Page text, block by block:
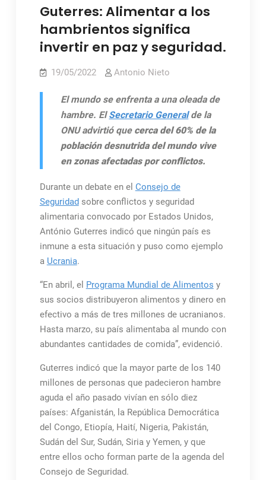
Guterres: Alimentar a los
hambrientos significa
invertir en paz y seguridad.
19/05/2022 Antonio Nieto
El mundo se enfrenta a una oleada de
hambre. ElSecretario Generalde la
ONU advirtió que cerca del 60% de la
población desnutrida del mundo vive
en zonas afectadas por conflictos.
Durante un debate en el Consejo de
Seguridad sobre conflictos y seguridad
alimentaria convocado por Estados Unidos,
António Guterres indicó que ningún país es
inmune a esta situación y puso como ejemplo
a Ucrania.
“En abril, el Programa Mundial de Alimentos y
sus socios distribuyeron alimentos y dinero en
efectivo a más de tres millones de ucranianos.
Hasta marzo, su país alimentaba al mundo con
abundantes cantidades de comida”, evidenció.
Guterres indicó que la mayor parte de los 140
millones de personas que padecieron hambre
aguda el año pasado vivían en sólo diez
países: Afganistán, la República Democrática
del Congo, Etiopía, Haití, Nigeria, Pakistán,
Sudán del Sur, Sudán, Siria y Yemen, y que
entre ellos ocho forman parte de la agenda del
Consejo de Seguridad.